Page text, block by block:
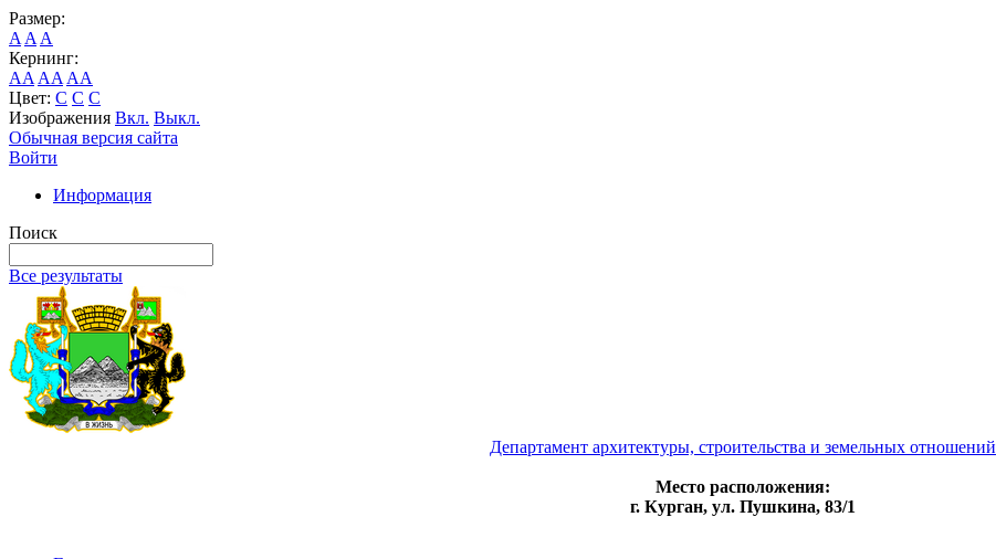
Размер:
A A A
Кернинг:
AA AA AA
Цвет: C C C
Изображения Вкл. Выкл.
Обычная версия сайта
Войти
Информация
Поиск
Все результаты
Департамент архитектуры, строительства и земельных отношений
Место расположения:
г. Курган, ул. Пушкина, 83/1